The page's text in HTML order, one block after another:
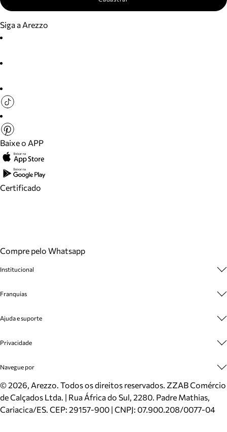
Siga a Arezzo
Baixe o APP
Certificado
Compre pelo Whatsapp
Institucional
Cashback
Venda Corporativa
Mapa do Site
Inverno
Mundo Arezzo
Franquias
Plano de Negócio
Ajuda e suporte
Cadastro
Meus Pedidos
Trocas e Devoluções
Cartão Presente
Localizador de lojas
Privacidade
Politica e Privacidade
Navegue por
Sapatos
Bolsas
Scarpins
©2026, Arezzo. Todos os direitos reservados. ZZAB Comércio
de Calçados Ltda. | Rua África do Sul, 2280. Padre Mathias,
Cariacica/ES. CEP: 29157-900 | CNPJ: 07.900.208/0077-04